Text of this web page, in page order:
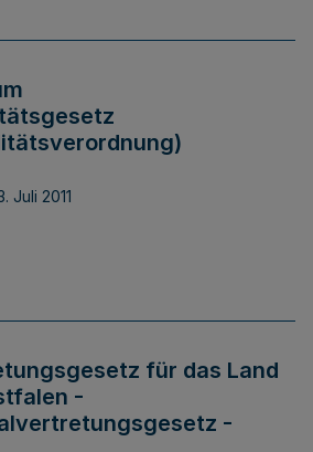
Juli 2011
für das Land
-
-